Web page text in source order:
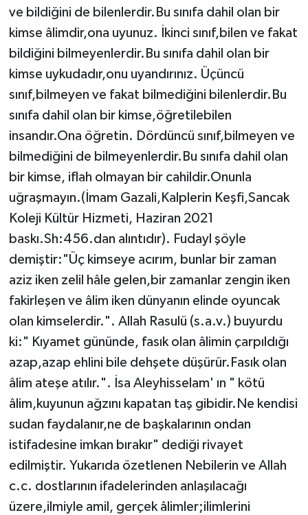
ve bildiğini de bilenlerdir.Bu sınıfa dahil olan bir
kimse âlimdir,ona uyunuz. İkinci sınıf,bilen ve fakat
bildiğini bilmeyenlerdir.Bu sınıfa dahil olan bir
kimse uykudadır,onu uyandırınız. Üçüncü
sınıf,bilmeyen ve fakat bilmediğini bilenlerdir.Bu
sınıfa dahil olan bir kimse,öğretilebilen
insandır.Ona öğretin. Dördüncü sınıf,bilmeyen ve
bilmediğini de bilmeyenlerdir.Bu sınıfa dahil olan
bir kimse, iflah olmayan bir cahildir.Onunla
uğraşmayın.(İmam Gazali,Kalplerin Keşfi,Sancak
Koleji Kültür Hizmeti, Haziran 2021
baskı.Sh:456.dan alıntıdır). Fudayl şöyle
demiştir:"Üç kimseye acırım, bunlar bir zaman
aziz iken zelil hâle gelen,bir zamanlar zengin iken
fakirleşen ve âlim iken dünyanın elinde oyuncak
olan kimselerdir.". Allah Rasulü (s.a.v.) buyurdu
ki:" Kıyamet gününde, fasık olan âlimin çarpıldığı
azap,azap ehlini bile dehşete düşürür.Fasık olan
âlim ateşe atılır.". İsa Aleyhisselam' ın " kötü
âlim,kuyunun ağzını kapatan taş gibidir.Ne kendisi
sudan faydalanır,ne de başkalarının ondan
istifadesine imkan bırakır" dediği rivayet
edilmiştir. Yukarıda özetlenen Nebilerin ve Allah
c.c. dostlarının ifadelerinden anlaşılacağı
üzere,ilmiyle amil, gerçek âlimler;ilimlerini